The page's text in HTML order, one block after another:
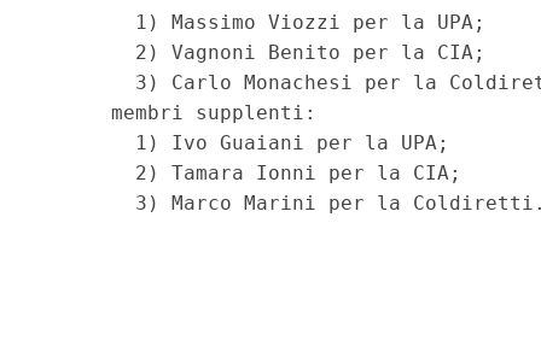
        1) Massimo Viozzi per la UPA;
        2) Vagnoni Benito per la CIA;
3) Carlo Monachesi per la
      membri supplenti:
        1) Ivo Guaiani per la UPA;
        2) Tamara Ionni per la CIA;